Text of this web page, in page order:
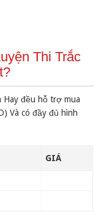
Thi Trắc
Hay đều hỗ trợ mua
Và có đầy đủ hình
GIÁ